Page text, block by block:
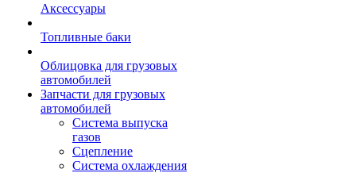
Аксессуары
Топливные баки
Облицовка для грузовых
автомобилей
Запчасти для грузовых
автомобилей
Система выпуска
газов
Сцепление
Система охлаждения